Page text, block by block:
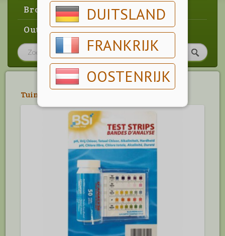
DUITSLAND
FRANKRIJK
OOSTENRIJK
Brood & gebak
Outlet
Tuin